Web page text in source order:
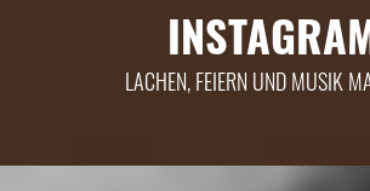
LACHEN, FEIERN UND MUSIK